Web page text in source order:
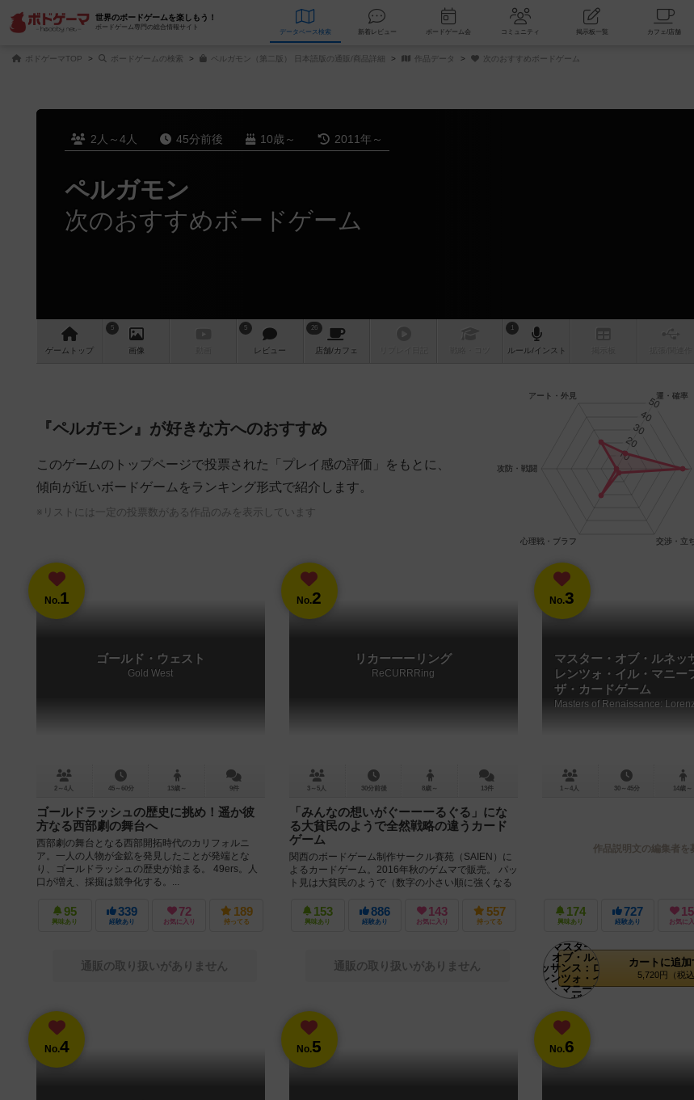
世界のボードゲームを楽しもう！
ボードゲーム専門の総合情報サイト
データベース 検索 新着レビュー ボードゲーム会 コミュニティ 掲示板一覧
ボドゲーマTOP ボードゲームの検索 ペルガモン（第二版） 日本語版の通販/商品詳細 作品データ 次のおすすめボードゲーム
2人～4人 45分前後 10歳～ 2011年～
ペルガモン
次のおすすめボードゲーム
ゲーム トップ
5
画像
5
レビュー
26
店舗/カフェ
1
ルール/インスト
『ペルガモン』が好きな方へのおすすめ
このゲームのトップページで投票された「プレイ感の評価」をもとに、
傾向が近いボードゲームをランキング形式で紹介します。
※リストには一定の投票数がある作品のみを表示しています
No.1
ゴールド・ウェスト
Gold West
2～4人 45～60分 13歳～ 9件
ゴールドラッシュの歴史に挑め！遥か彼
方なる西部劇の舞台へ
西部劇の舞台となる西部開拓時代のカリフォルニ
ア。一人の人物が金鉱を発見したことが発端とな
り、ゴールドラッシュの歴史が始まる。 49ers。人
口が増え、採掘は競争化する。...
95
興味あり
339
経験あり
72
お気に入り
189
持ってる
通販の取り扱いがありません
No.2
リカーーーリング
ReCURRRing
3～5人 30分前後 8歳～ 13件
「みんなの想いがぐーーーるぐる」にな
る大貧民のようで全然戦略の違うカード
ゲーム
関西のボードゲーム制作サークル賽苑（SAIEN）に
よるカードゲーム。2016年秋のゲムマで販売。 パッ
ト見は大貧民のようで（数字の小さい順に強くなる
153
興味あり
886
経験あり
143
お気に入り
557
持ってる
通販の取り扱いがありません
No.3
マスター・オブ・ルネッ
レンツォ・イル・マニー
ザ・カードゲーム
1～4人 30～45分 14歳～
作品説明文の編集者を
174
興味あり
727
経験あり お気に入
カートに追加
5,720円（税込
No.4 No.5 No.6